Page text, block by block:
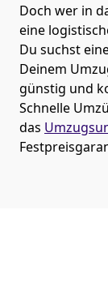
Doch wer in
eine
Du suchst
Deinem
günstig und
Schnelle
das